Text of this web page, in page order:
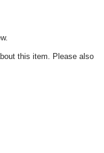
this item. Please also